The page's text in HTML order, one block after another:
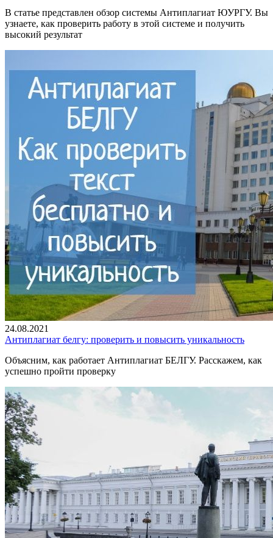
В статье представлен обзор системы Антиплагиат ЮУРГУ. Вы
узнаете, как проверить работу в этой системе и получить
высокий результат
24.08.2021
Антиплагиат белгу: проверить и повысить уникальность
Объясним, как работает Антиплагиат БЕЛГУ. Расскажем, как
успешно пройти проверку